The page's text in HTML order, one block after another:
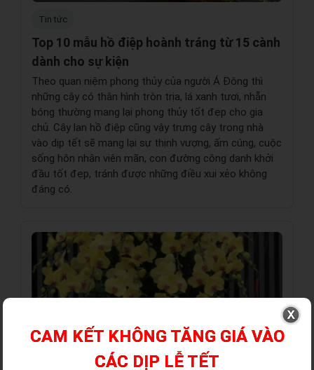
Tin tức
Top 10 mẫu hồ điệp hoành tráng từ 15 cành
dành cho sự kiện
Theo quan niệm phong thủy của người Á Đông thì
những cây có thân hình tròn trịa, lá xanh tươi, nhẵn
bóng thường mang lại phong thủy tốt đẹp cho gia
chủ. Cây lan hồ điệp cũng vậy trưng cây trong nhà
vào dịp tết sẽ mang lại sự thịnh vượng, ấm cúng, cuộc
sống hôn nhân viên mãn, con đường công danh khởi
đầu tốt đẹp, tránh được những điều xui xẻo không
đáng có.
CAM KẾT KHÔNG TĂNG GIÁ VÀO
CÁC DỊP LỄ TẾT